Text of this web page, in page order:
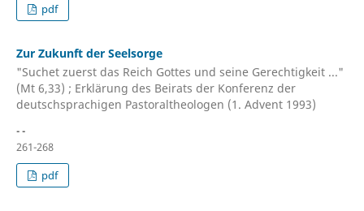
pdf
Zur Zukunft der Seelsorge
"Suchet zuerst das Reich Gottes und seine Gerechtigkeit ..."
(Mt 6,33) ; Erklärung des Beirats der Konferenz der
deutschsprachigen Pastoraltheologen (1. Advent 1993)
- -
261-268
pdf